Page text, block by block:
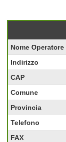
Nome Operatore
Indirizzo
CAP
Comune
Provincia
Telefono
FAX